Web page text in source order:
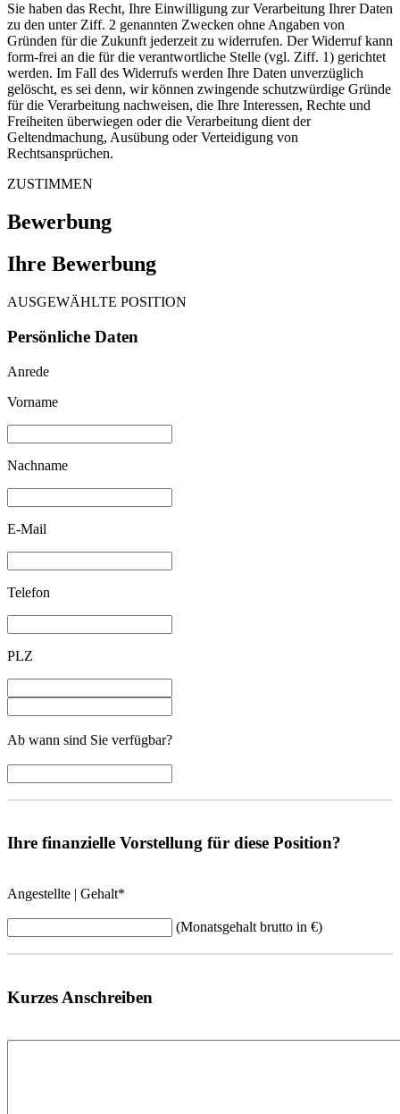
Sie haben das Recht, Ihre Einwilligung zur Verarbeitung Ihrer Daten
zu den unter Ziff. 2 genannten Zwecken ohne Angaben von
Gründen für die Zukunft jederzeit zu widerrufen. Der Widerruf kann
form-frei an die für die verantwortliche Stelle (vgl. Ziff. 1) gerichtet
werden. Im Fall des Widerrufs werden Ihre Daten unverzüglich
gelöscht, es sei denn, wir können zwingende schutzwürdige Gründe
für die Verarbeitung nachweisen, die Ihre Interessen, Rechte und
Freiheiten überwiegen oder die Verarbeitung dient der
Geltendmachung, Ausübung oder Verteidigung von
Rechtsansprüchen.
ZUSTIMMEN
Bewerbung
Ihre Bewerbung
AUSGEWÄHLTE POSITION
Persönliche Daten
Anrede
Vorname
Nachname
E-Mail
Telefon
PLZ
Ab wann sind Sie verfügbar?
Ihre finanzielle Vorstellung für diese Position?
Angestellte | Gehalt*
(Monatsgehalt brutto in €)
Kurzes Anschreiben